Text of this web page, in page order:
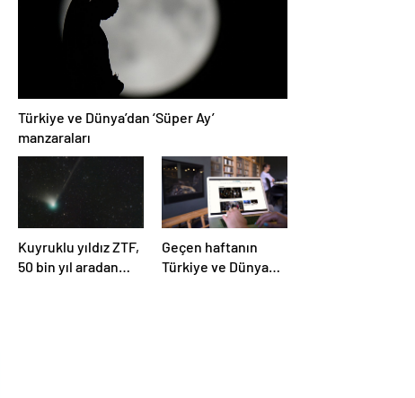
Türkiye ve Dünya’dan ‘Süper Ay’
manzaraları
Kuyruklu yıldız ZTF,
50 bin yıl aradan
Geçen haftanın
Türkiye ve Dünya